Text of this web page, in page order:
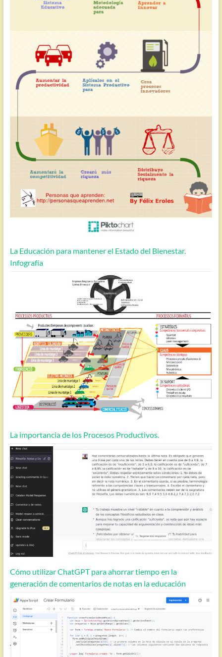
La Educación para mantener el Estado del Bienestar.
Infografía
La importancia de los Procesos Productivos.
Cómo utilizar ChatGPT para ahorrar tiempo en la
generación de comentarios de notas en la educación